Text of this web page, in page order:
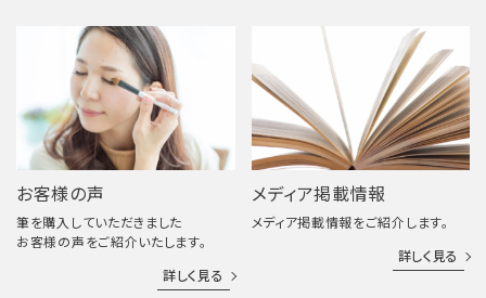
お客様の声
筆を購入していただきました
お客様の声をご紹介いたします。
詳しく見る
メディア掲載情報
メディア掲載情報をご紹介します。
詳しく見る